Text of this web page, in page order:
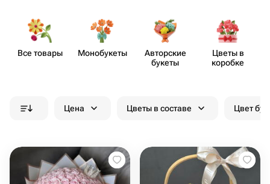
Все товары Моно​букеты
Авторские
букеты
Цветы в
коробке
Цена Цветы в составе Цвет